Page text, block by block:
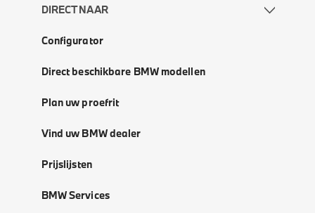
DIRECT NAAR
Configurator
Direct beschikbare BMW modellen
Plan uw proefrit
Vind uw BMW dealer
Prijslijsten
BMW Services